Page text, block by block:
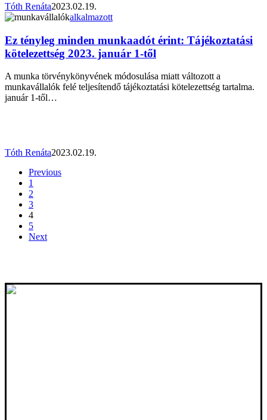
Tóth Renáta2023.02.19.
Ez
minden
munkaadót
érint:
kötelezettség
2023.
január
alkalmazott
Ez tényleg minden munkaadót érint: Tájékoztatási
kötelezettség 2023. január 1-től
A munka törvénykönyvének módosulása miatt változott a
munkavállalók felé teljesítendő tájékoztatási kötelezettség tartalma.
január 1-től…
Tóth Renáta2023.02.19.
Previous
1
2
3
4
5
Next